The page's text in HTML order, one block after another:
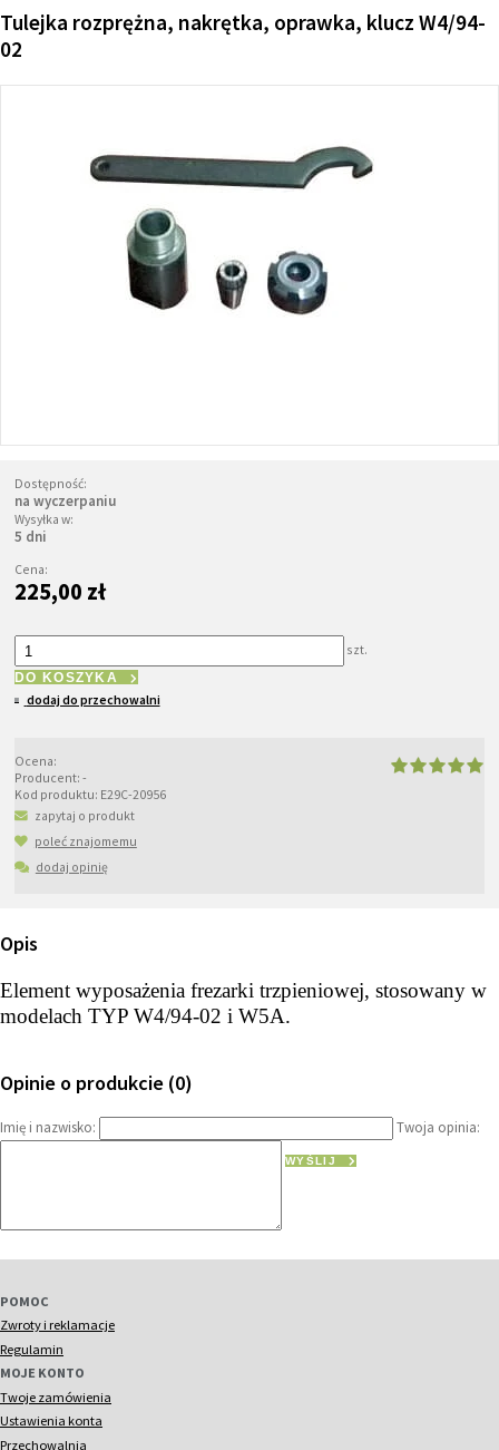
Tulejka rozprężna, nakrętka, oprawka, klucz W4/94-
02
Dostępność:
na wyczerpaniu
Wysyłka w:
5 dni
Cena:
225,00 zł
szt.
DO KOSZYKA
dodaj do przechowalni
Ocena:
Producent: -
Kod produktu: E29C-20956
zapytaj o produkt
poleć znajomemu
dodaj opinię
Opis
Element wyposażenia frezarki trzpieniowej, stosowany w
modelach TYP W4/94-02 i W5A.
Opinie o produkcie (0)
Imię i nazwisko: Twoja opinia:
WYŚLIJ
POMOC
Zwroty i reklamacje
Regulamin
MOJE KONTO
Twoje zamówienia
Ustawienia konta
Przechowalnia